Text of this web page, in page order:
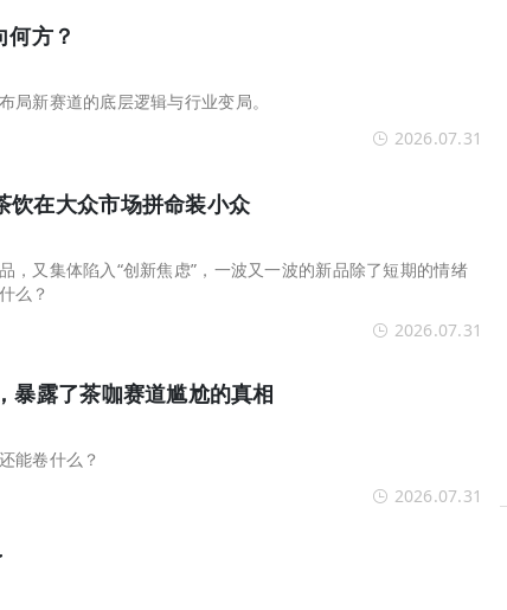
何方？
局新赛道的底层逻辑与行业变局。
2026.07.31
饮在大众市场拼命装小众
，又集体陷入“创新焦虑”，一波又一波的新品除了短期的情绪
么？
2026.07.31
暴露了茶咖赛道尴尬的真相
能卷什么？
2026.07.31